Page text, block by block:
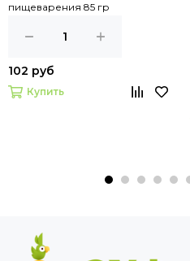
пищеварения 85 гр
102 руб
Купить